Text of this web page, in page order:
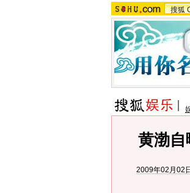
搜狐
黄渤自
2009年02月02